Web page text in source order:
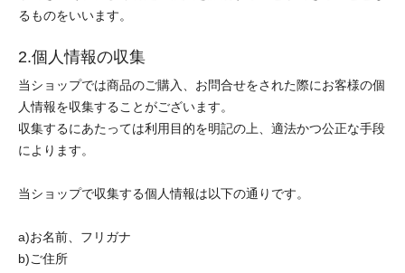
るものをいいます。
2.個人情報の収集
当ショップでは商品のご購入、お問合せをされた際にお客様の個
人情報を収集することがございます。
収集するにあたっては利用目的を明記の上、適法かつ公正な手段
によります。
当ショップで収集する個人情報は以下の通りです。
a)お名前、フリガナ
b)ご住所